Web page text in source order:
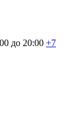
до 20:00 +7